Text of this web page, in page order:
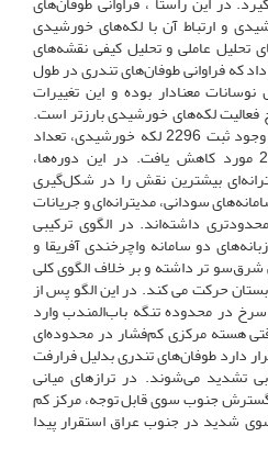
و ارتباط آن با لکه‌های خورشیدی
روش‌های تحلیل عاملی و تحلیل کیفی نقشه‌های
که فراوانی طوفان‌های تندری در طول
معنادار بوده و این تغییرات
فعالیت لکه‌های خورشیدی بارزتر است.
به‌طور خاص، در سال 1990 با وجود ثبت 2296 لکه خورشیدی، تعداد
رخدادهای طوفان تندری به 24 مورد کاهش یافت. در این دوره‌ها،
بیشترین نقش را در شکل‌گیری
سودانی، مدیترانه‌ای و جریانات
داشته‌اند. در الگوی ترکیبی
دو سامانه واچرخندی آفریقا و
شرق‌سو تر داشته و بر خلاف الگوی کلی
حرکت می کند. در این الگو پس از
در محدوده تنگه باب‌المندب وارد
هسته مرکزی کم‌فشار در محدوده‌ای
دارد طوفان‌های تندری بدلیل فرارفت
تشدید می‌شوند. در ترازهای میانی
جنوب سوی قابل توجه، مرکز کم
شدید در جنوب عراق استقرار پیدا